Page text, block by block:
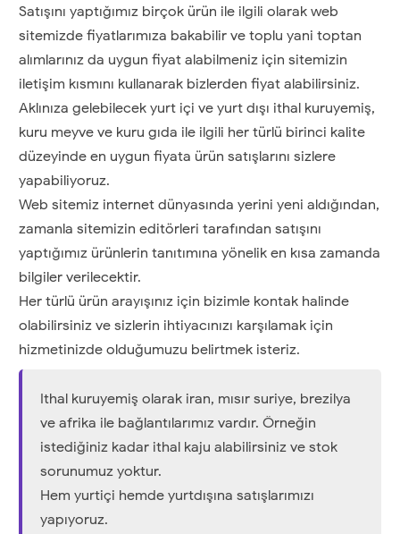
Satışını yaptığımız birçok ürün ile ilgili olarak web
sitemizde fiyatlarımıza bakabilir ve toplu yani toptan
alımlarınız da uygun fiyat alabilmeniz için sitemizin
iletişim kısmını kullanarak bizlerden fiyat alabilirsiniz.
Aklınıza gelebilecek yurt içi ve yurt dışı ithal kuruyemiş,
kuru meyve ve kuru gıda ile ilgili her türlü birinci kalite
düzeyinde en uygun fiyata ürün satışlarını sizlere
yapabiliyoruz.
Web sitemiz internet dünyasında yerini yeni aldığından,
zamanla sitemizin editörleri tarafından satışını
yaptığımız ürünlerin tanıtımına yönelik en kısa zamanda
bilgiler verilecektir.
Her türlü ürün arayışınız için bizimle kontak halinde
olabilirsiniz ve sizlerin ihtiyacınızı karşılamak için
hizmetinizde olduğumuzu belirtmek isteriz.
Ithal kuruyemiş olarak iran, mısır suriye, brezilya
ve afrika ile bağlantılarımız vardır. Örneğin
istediğiniz kadar ithal kaju alabilirsiniz ve stok
sorunumuz yoktur.
Hem yurtiçi hemde yurtdışına satışlarımızı
yapıyoruz.